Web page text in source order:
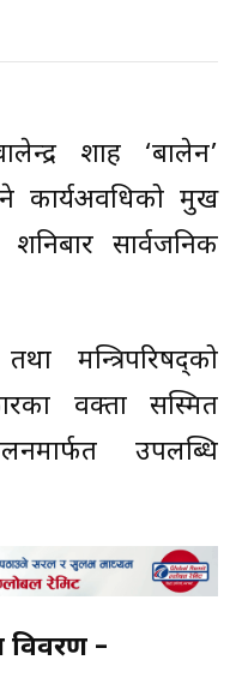
वालेन्द्र शाह ‘बालेन’
प्रमुख
सार्वजनिक
तथा मन्त्रिपरिषद्को
प्रवक्ता सस्मित
उपलब्धि
विवरण –